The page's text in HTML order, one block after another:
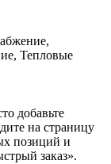
Тепловые
добавьте
на страницу
позиций и
заказ».